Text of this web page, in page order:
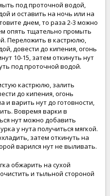
под проточной водой,
и оставить на ночь или на
днем, то раза 2-3 можно
опять тщательно промыть
Переложить в кастрюлю,
довести до кипения, огонь
10-15, затем откинуть нут
под проточной водой.
кастрюлю, залить
до кипения, огонь
и варить нут до готовности,
Вовремя варки в
нут можно добавить
у нута получиться мягкой.
затем откинуть на
варился нут не выливать.
обжарить на сухой
и тыльной стороной